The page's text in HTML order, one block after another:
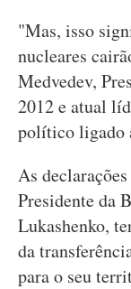
"Mas, isso
nucleares
Medvedev,
2012 e atual
político ligado
As
Presidente da
Lukashenko,
da
para o seu